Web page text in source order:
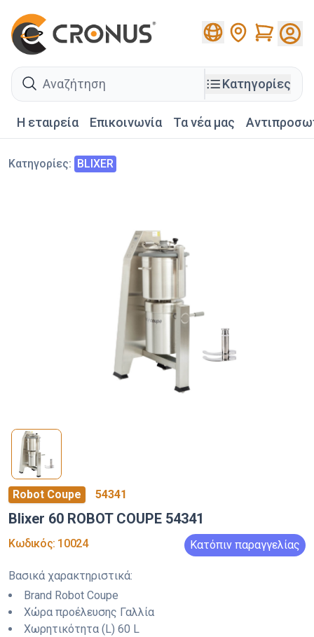
Cart
search
Κατηγορίες
Η εταιρεία Επικοινωνία Τα νέα μας
Κατηγορίες: BLIXER
Robot Coupe 54341
Blixer 60 ROBOT COUPE 54341
Κωδικός: 10024 Κατόπιν παραγγελίας
Βασικά χαρακτηριστικά:
Brand Robot Coupe
Χώρα προέλευσης Γαλλία
Χωρητικότητα (L) 60 L